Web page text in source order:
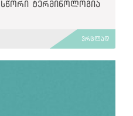
ტერმინოლოგია
ვრცლად